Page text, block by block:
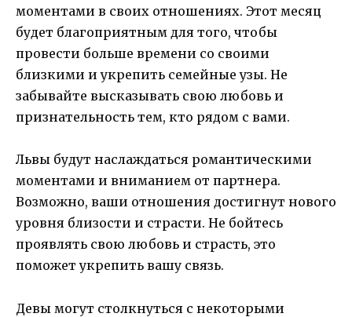
моментами в своих отношениях. Этот месяц
будет благоприятным для того, чтобы
провести больше времени со своими
близкими и укрепить семейные узы. Не
забывайте высказывать свою любовь и
признательность тем, кто рядом с вами.
Львы будут наслаждаться романтическими
моментами и вниманием от партнера.
Возможно, ваши отношения достигнут нового
уровня близости и страсти. Не бойтесь
проявлять свою любовь и страсть, это
поможет укрепить вашу связь.
Девы могут столкнуться с некоторыми